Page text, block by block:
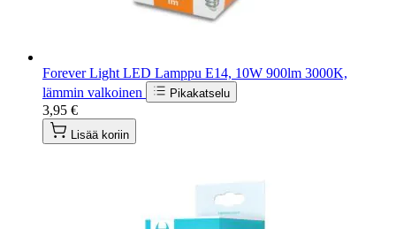
Forever Light LED Lamppu E14, 10W 900lm 3000K,
lämmin valkoinen
Pikakatselu
3,95 €
Lisää koriin